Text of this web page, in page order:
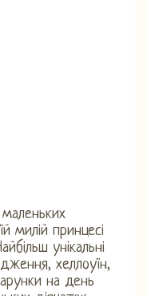
милій принцесі
унікальні
хеллоуїн,
на день